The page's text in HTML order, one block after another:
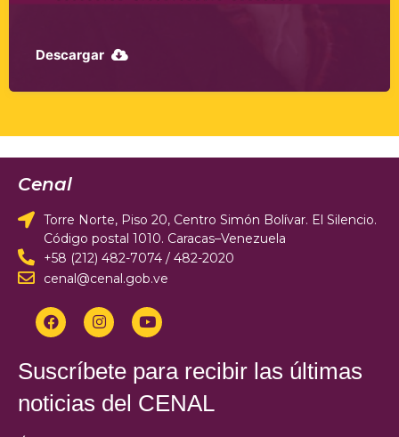
Descargar
Cenal
Torre Norte, Piso 20, Centro Simón Bolívar. El Silencio.
Código postal 1010. Caracas–Venezuela
+58 (212) 482-7074 / 482-2020
cenal@cenal.gob.ve
Suscríbete para recibir las últimas
noticias del CENAL